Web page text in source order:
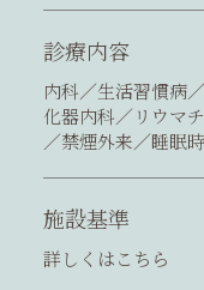
診療内容
内科／生活習慣病
化器内科／リウマ
／禁煙外来／睡眠
施設基準
詳しくはこちら